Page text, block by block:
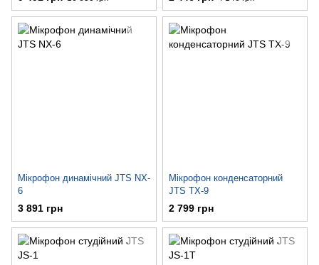
Мікрофон динамічний JTS NX-
6
3 891 грн
Мікрофон конденсаторний
JTS TX-9
2 799 грн